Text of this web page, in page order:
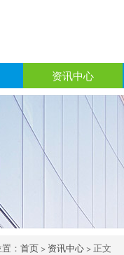
资讯中心
： 首页 > 资讯中心 > 正文